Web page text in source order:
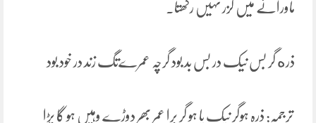
ماورائے میں گزر نہیں رکھتا۔
ذره گر بس نیک در بس بد بود گرچہ عمرےتگ زند در خود بود
ترجمہ: ذرہ ہوگر نیک یا ہو گر برا عمر بھر دوڑے وہیں ہو گا پڑا